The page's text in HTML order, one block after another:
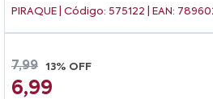
PIRAQUE | Código: 575122 | EAN:
7,99 13% OFF
6,99